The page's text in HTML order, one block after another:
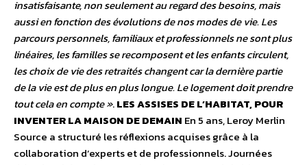
insatisfaisante, non seulement au regard des besoins, mais
aussi en fonction des évolutions de nos modes de vie. Les
parcours personnels, familiaux et professionnels ne sont plus
linéaires, les familles se recomposent et les enfants circulent,
les choix de vie des retraités changent car la dernière partie
de la vie est de plus en plus longue. Le logement doit prendre
tout cela en compte ».LES ASSISES DE L’HABITAT, POUR
INVENTER LA MAISON DE DEMAIN En 5 ans, Leroy Merlin
Source a structuré les réflexions acquises grâce à la
collaboration d’experts et de professionnels. Journées